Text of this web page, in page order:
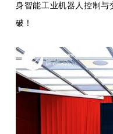
身智能工业机器人控制与
破！